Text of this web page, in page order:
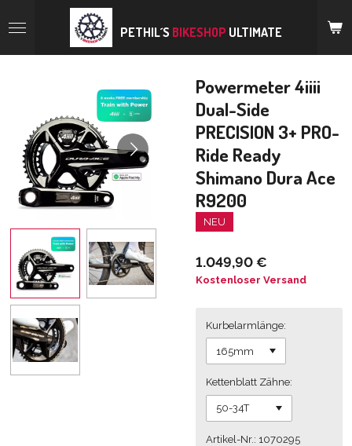
Hauptinhalt
PETHIL´S BIKESHOP ULTIMATE
Powermeter 4iiii
Dual-Side
PRECISION 3+ PRO-
Ride Ready
Shimano Dura Ace
R9200
NEU
1.049,90 €
Kostenloser Versand
Kurbelarmlänge:
Kettenblatt Zähne:
Artikel-Nr.: 1070295